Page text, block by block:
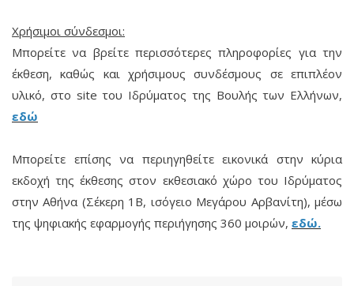
Χρήσιμοι σύνδεσμοι:
Μπορείτε να βρείτε περισσότερες πληροφορίες για την
έκθεση, καθώς και χρήσιμους συνδέσμους σε επιπλέον
υλικό, στο site του Ιδρύματος της Βουλής των Ελλήνων,
εδώ
Μπορείτε επίσης να περιηγηθείτε εικονικά στην κύρια
εκδοχή της έκθεσης στον εκθεσιακό χώρο του Ιδρύματος
στην Αθήνα (Σέκερη 1Β, ισόγειο Μεγάρου Αρβανίτη), μέσω
της ψηφιακής εφαρμογής περιήγησης 360 μοιρών, εδώ.